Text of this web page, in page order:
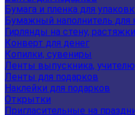
Бумага и пленка для
Бумажный наполнитель для
Гирлянды на стену,
Конверт для денег
Копилки, сувениры
Ленты выпускника,
Ленты для подарков
Наклейки для подарков
Открытки
Пригласительные на